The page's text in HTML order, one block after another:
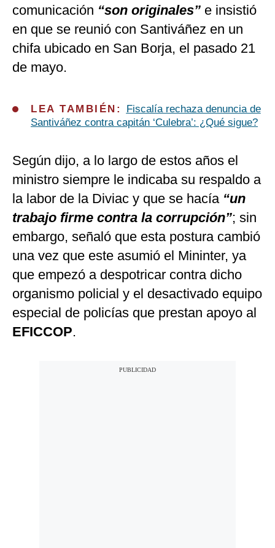
comunicación “son originales” e insistió
en que se reunió con Santiváñez en un
chifa ubicado en San Borja, el pasado 21
de mayo.
LEA TAMBIÉN:
Fiscalía rechaza denuncia de
Santiváñez contra capitán ‘Culebra’: ¿Qué sigue?
Según dijo, a lo largo de estos años el
ministro siempre le indicaba su respaldo a
la labor de la Diviac y que se hacía “un
trabajo firme contra la corrupción”; sin
embargo, señaló que esta postura cambió
una vez que este asumió el Mininter, ya
que empezó a despotricar contra dicho
organismo policial y el desactivado equipo
especial de policías que prestan apoyo al
EFICCOP.